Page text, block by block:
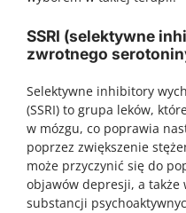
SSRI (selektywne
zwrotnego
Selektywne inhibitory
(SSRI) to grupa leków,
w mózgu, co poprawia
poprzez zwiększenie
może przyczynić się do
objawów depresji, a także
substancji